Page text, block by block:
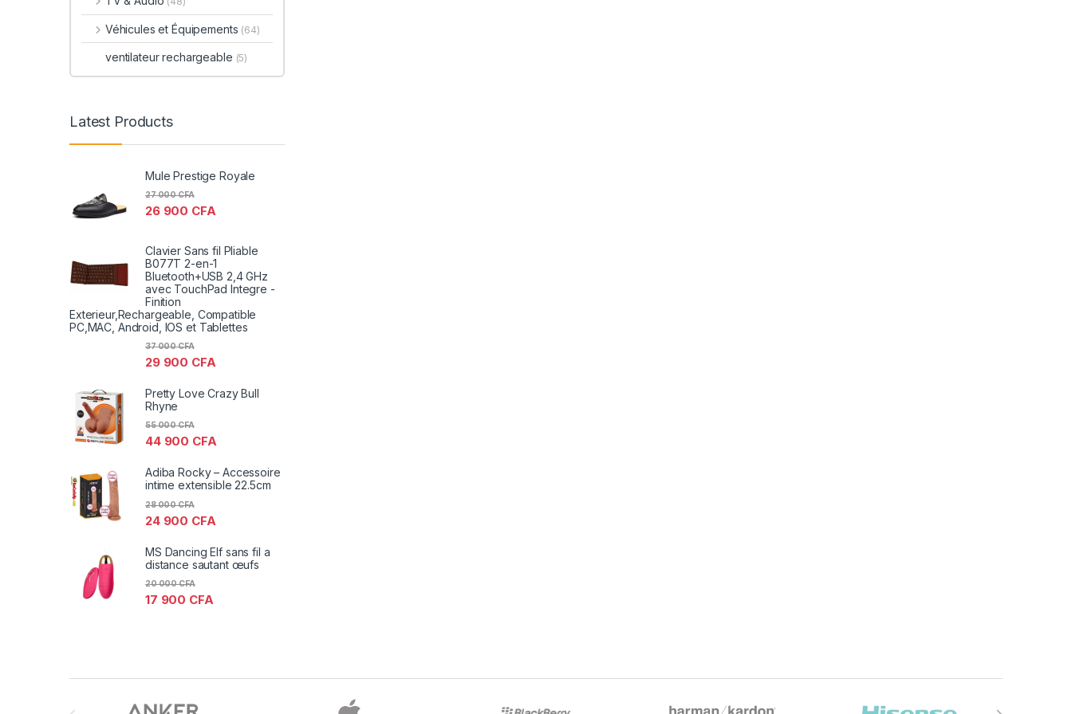
Véhicules et Équipements (64)
ventilateur rechargeable (5)
Latest Products
Mule Prestige Royale
26 900 CFA
27 000CFA
Clavier Sans fil Pliable
B077T 2-en-1
Bluetooth+USB 2,4 GHz
avec TouchPad Integre -
Finition
Exterieur,Rechargeable, Compatible
PC,MAC, Android, IOS et Tablettes
29 900 CFA
37 000CFA
Pretty Love Crazy Bull
Rhyne
44 900 CFA
55 000CFA
Adiba Rocky – Accessoire
intime extensible 22.5cm
24 900 CFA
28 000CFA
MS Dancing Elf sans fil a
distance sautant œufs
17 900 CFA
20 000CFA